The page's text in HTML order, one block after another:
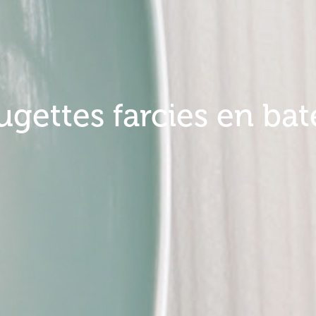
farcies en